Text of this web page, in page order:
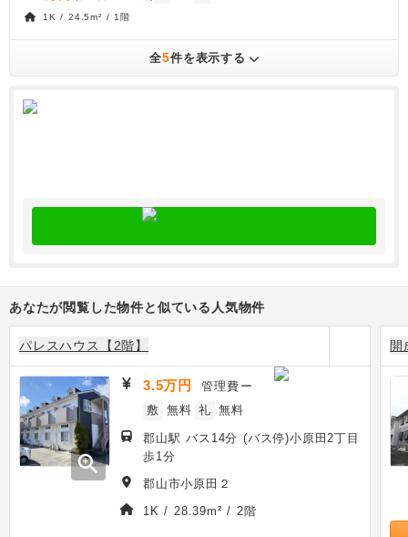
1K / 24.5m² / 1階
全5件を表示する
あなたが閲覧した物件と似ている人気物件
パレスハウス【2階】
zoom_in
3.5万円 管理費 ー
敷 無料 礼 無料
郡山駅 バス14分 (バス停)小原田2丁目
歩1分
郡山市小原田２
1K / 28.39m² / 2階
開